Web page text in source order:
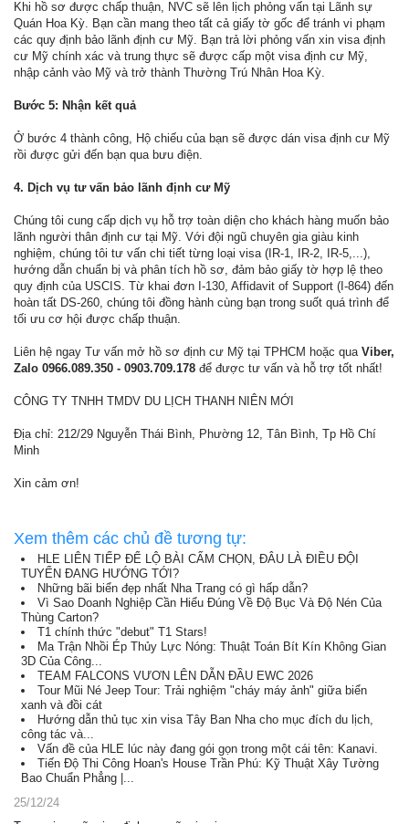
Khi hồ sơ được chấp thuận, NVC sẽ lên lịch phỏng vấn tại Lãnh sự
Quán Hoa Kỳ. Bạn cần mang theo tất cả giấy tờ gốc để tránh vi phạm
các quy định bảo lãnh định cư Mỹ. Bạn trả lời phỏng vấn xin visa định
cư Mỹ chính xác và trung thực sẽ được cấp một visa định cư Mỹ,
nhập cảnh vào Mỹ và trở thành Thường Trú Nhân Hoa Kỳ.
Bước 5: Nhận kết quả
Ở bước 4 thành công, Hộ chiếu của bạn sẽ được dán visa định cư Mỹ
rồi được gửi đến bạn qua bưu điện.
4. Dịch vụ tư vấn bảo lãnh định cư Mỹ
Chúng tôi cung cấp dịch vụ hỗ trợ toàn diện cho khách hàng muốn bảo
lãnh người thân định cư tại Mỹ. Với đội ngũ chuyên gia giàu kinh
nghiệm, chúng tôi tư vấn chi tiết từng loại visa (IR-1, IR-2, IR-5,...),
hướng dẫn chuẩn bị và phân tích hồ sơ, đảm bảo giấy tờ hợp lệ theo
quy định của USCIS. Từ khai đơn I-130, Affidavit of Support (I-864) đến
hoàn tất DS-260, chúng tôi đồng hành cùng bạn trong suốt quá trình để
tối ưu cơ hội được chấp thuận.
Liên hệ ngay Tư vấn mở hồ sơ định cư Mỹ tại TPHCM hoặc qua Viber,
Zalo 0966.089.350 - 0903.709.178 để được tư vấn và hỗ trợ tốt nhất!
CÔNG TY TNHH TMDV DU LỊCH THANH NIÊN MỚI
Địa chỉ: 212/29 Nguyễn Thái Bình, Phường 12, Tân Bình, Tp Hồ Chí
Minh
Xin cảm ơn!
Xem thêm các chủ đề tương tự:
HLE LIÊN TIẾP ĐỂ LỘ BÀI CẤM CHỌN, ĐÂU LÀ ĐIỀU ĐỘI
TUYỂN ĐANG HƯỚNG TỚI?
Những bãi biển đẹp nhất Nha Trang có gì hấp dẫn?
Vì Sao Doanh Nghiệp Cần Hiểu Đúng Về Độ Bục Và Độ Nén Của
Thùng Carton?
T1 chính thức "debut" T1 Stars!
Ma Trận Nhồi Ép Thủy Lực Nóng: Thuật Toán Bít Kín Không Gian
3D Của Công...
TEAM FALCONS VƯƠN LÊN DẪN ĐẦU EWC 2026
Tour Mũi Né Jeep Tour: Trải nghiệm "cháy máy ảnh" giữa biển
xanh và đồi cát
Hướng dẫn thủ tục xin visa Tây Ban Nha cho mục đích du lịch,
công tác và...
Vấn đề của HLE lúc này đang gói gọn trong một cái tên: Kanavi.
Tiến Độ Thi Công Hoan's House Trần Phú: Kỹ Thuật Xây Tường
Bao Chuẩn Phẳng |...
25/12/24